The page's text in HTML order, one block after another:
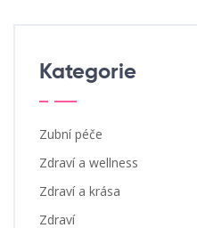
Kategorie
Zubní péče
Zdraví a wellness
Zdraví a krása
Zdraví